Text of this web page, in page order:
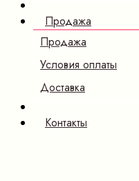
Продажа
Продажа
Условия оплаты
Доставка
Контакты